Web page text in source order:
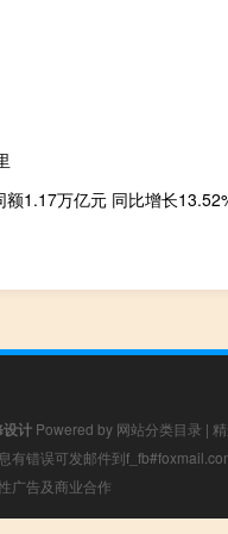
1.17万亿元 同比增长
计 Powered by 网站分类目录 |
有错误可发邮件到
广告及商业合作